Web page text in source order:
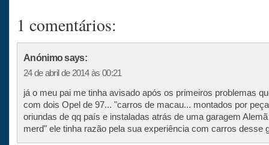
1 comentários:
Anónimo says:
24 de abril de 2014 às 00:21
já o meu pai me tinha avisado após os primeiros problemas
com dois Opel de 97... "carros de macau... montados por
oriundas de qq país e instaladas atrás de uma garagem
merd" ele tinha razão pela sua experiência com carros desse